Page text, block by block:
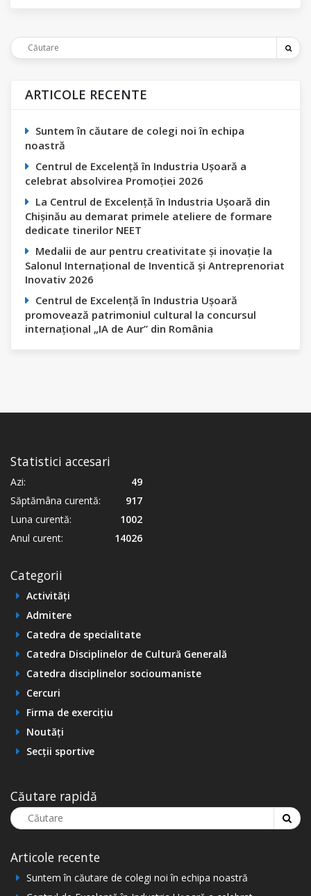
ARTICOLE RECENTE
Suntem în căutare de colegi noi în echipa
noastră
Centrul de Excelență în Industria Ușoară a
celebrat absolvirea Promoției 2026
La Centrul de Excelență în Industria Ușoară din
Chișinău au demarat primele ateliere de formare
dedicate tinerilor NEET
Medalii de aur pentru creativitate și inovație la
Salonul Internațional de Inventică și Antreprenoriat
Inovativ 2026
Centrul de Excelență în Industria Ușoară
promovează patrimoniul cultural la concursul
internațional „IA de Aur” din România
Statistici accesari
Azi:
49
Săptămâna curentă:
917
Luna curentă:
1002
Anul curent:
14026
Categorii
Activități
Admitere
Catedra de specialitate
Catedra Disciplinelor de Cultură Generală
Catedra disciplinelor socioumaniste
Cercuri
Firma de exercițiu
Noutăți
Secții sportive
Căutare rapidă
Articole recente
Suntem în căutare de colegi noi în echipa noastră